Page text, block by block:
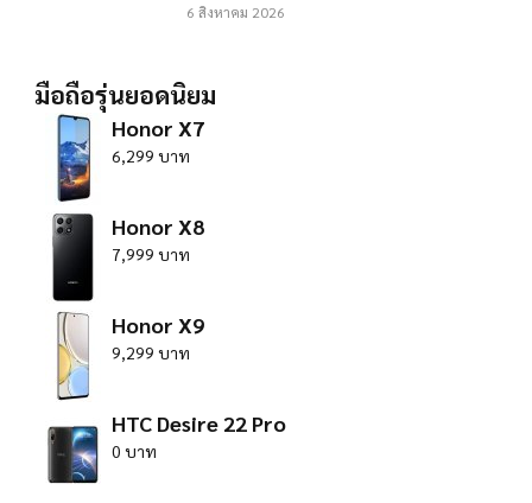
6 สิงหาคม 2026
มือถือรุ่นยอดนิยม
Honor X7
6,299 บาท
Honor X8
7,999 บาท
Honor X9
9,299 บาท
HTC Desire 22 Pro
0 บาท